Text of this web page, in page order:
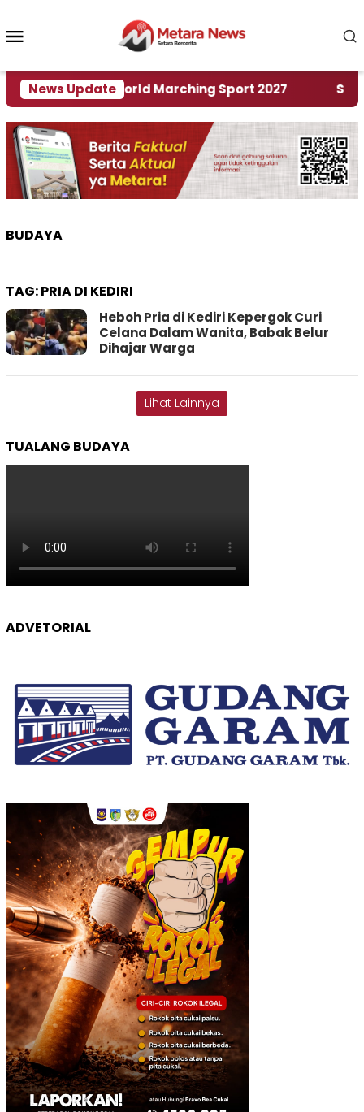
konten
News Update
Rumah World Marching Sport 2027 ‎Soal
BUDAYA
TAG:PRIA DI KEDIRI
Heboh Pria di Kediri Kepergok Curi
Celana Dalam Wanita, Babak Belur
Dihajar Warga
Lihat Lainnya
TUALANG BUDAYA
ADVETORIAL